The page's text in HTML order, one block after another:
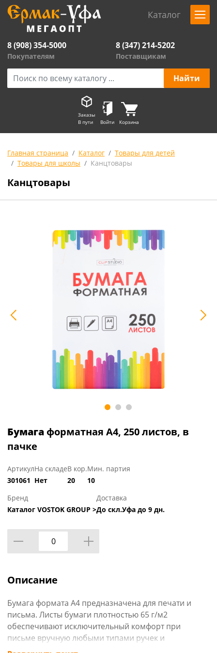
Каталог
8 (908) 354-5000
Покупателям
8 (347) 214-5202
Поставщикам
Заказы
В пути
Войти Корзина
Главная страница Каталог
Товары для детей
Товары для школы
Канцтовары
Канцтовары
Бумага форматная А4, 250 листов, в
пачке
Артикул
301061
На складе
Нет
В кор.
20
Мин. партия
10
Бренд
Каталог VOSTOK GROUP >
Доставка
До скл.Уфа до 9 дн.
Описание
Бумага формата А4 предназначена для печати и
письма. Листы бумаги плотностью 65 г/м2
обеспечивают исключительный комфорт при
письме вручную любыми типами ручек и
карандашей. Подходит для печати на офисных и